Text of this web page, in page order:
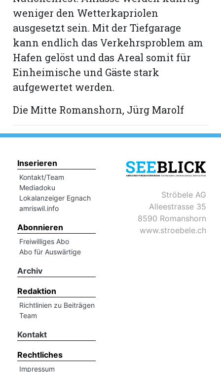
weniger den Wetterkapriolen
ausgesetzt sein. Mit der Tiefgarage
kann endlich das Verkehrsproblem am
Hafen gelöst und das Areal somit für
Einheimische und Gäste stark
aufgewertet werden.
Die Mitte Romanshorn, Jürg Marolf
Inserieren
Kontakt/Team
Mediadoku
Lokalanzeiger Egnach
amriswil.info
Abonnieren
Freiwilliges Abo
Abo für Auswärtige
Archiv
Redaktion
Richtlinien zu Beiträgen
Team
Kontakt
Rechtliches
Impressum
Ströbele AG
Alleestrasse 35
8590 Romanshorn
www.stroebele.ch